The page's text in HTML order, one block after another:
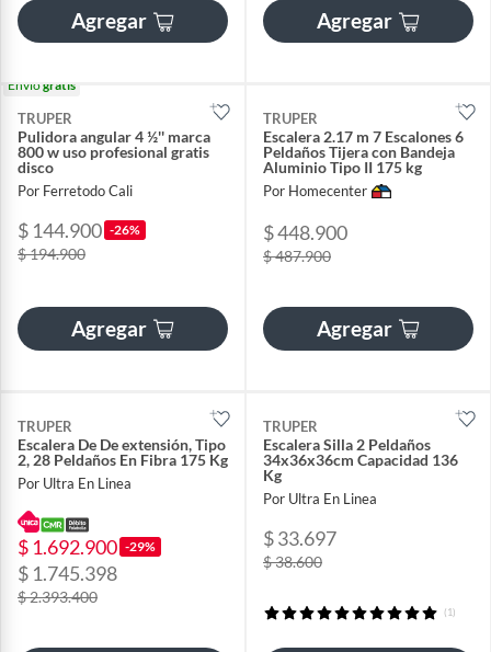
Agregar Agregar
Envíogratis
TRUPER
Pulidora angular 4 ½'' marca
800 w uso profesional gratis
disco
Por Ferretodo Cali
$ 144.900 -26%
$ 194.900
Agregar
TRUPER
Escalera 2.17 m 7 Escalones 6
Peldaños Tijera con Bandeja
Aluminio Tipo II 175 kg
Por Homecenter
$ 448.900
$ 487.900
Agregar
TRUPER
Escalera De De extensión, Tipo
2, 28 Peldaños En Fibra 175 Kg
Por Ultra En Linea
$ 1.692.900 -29%
$ 1.745.398
$ 2.393.400
TRUPER
Escalera Silla 2 Peldaños
34x36x36cm Capacidad 136
Kg
Por Ultra En Linea
$ 33.697
$ 38.600
(1)